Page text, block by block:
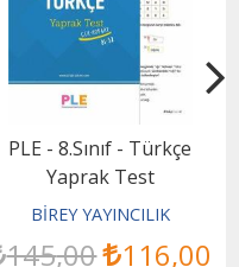
PLE - 8.Sınıf - Türkçe
Yaprak Test
BİREY YAYINCILIK
145,00 116,00